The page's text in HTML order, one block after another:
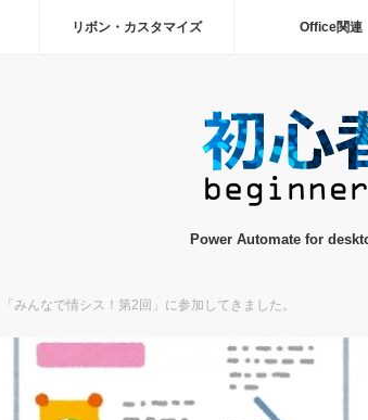
リボン・カスタマイズ Office関連
Power Automate for
「みんなで情シス！第2回」に参加してきました。